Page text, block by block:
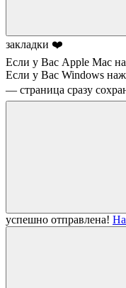
закладки ❤️
Если у Вас Apple Mac
Если у Вас Windows
— страница сразу
успешно отправлена!